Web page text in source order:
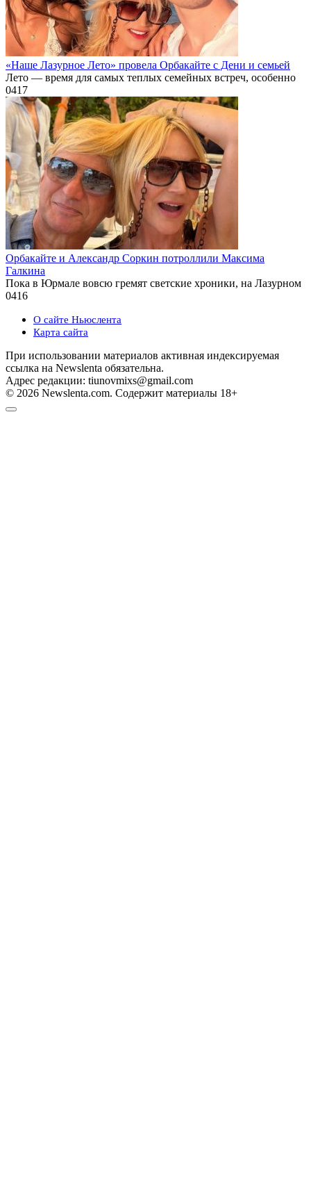
«Наше Лазурное Лето» провела Орбакайте с Дени и семьей
Лето — время для самых теплых семейных встреч, особенно
0417
Орбакайте и Александр Соркин потроллили Максима
Галкина
Пока в Юрмале вовсю гремят светские хроники, на Лазурном
0416
О сайте Ньюслента
Карта сайта
При использовании материалов активная индексируемая
ссылка на Newslenta обязательна.
Адрес редакции: tiunovmixs@gmail.com
© 2026 Newslenta.com. Содержит материалы 18+